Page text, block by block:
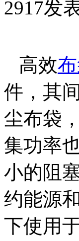
2917发
高效
件，其
尘布袋
集功率
小的阻
约能源
下使用